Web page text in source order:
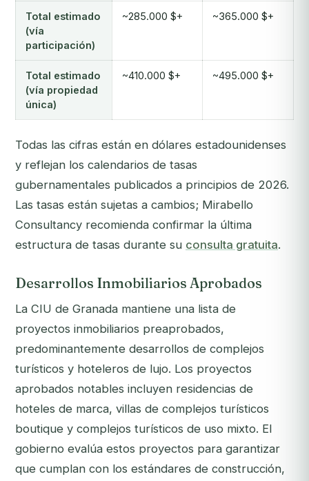
Total estimado
(vía
participación)
~285.000 $+ ~365.000 $+
Total estimado
(vía propiedad
única)
~410.000 $+ ~495.000 $+
Todas las cifras están en dólares estadounidenses
y reflejan los calendarios de tasas
gubernamentales publicados a principios de 2026.
Las tasas están sujetas a cambios; Mirabello
Consultancy recomienda confirmar la última
estructura de tasas durante su consulta gratuita.
Desarrollos Inmobiliarios Aprobados
La CIU de Granada mantiene una lista de
proyectos inmobiliarios preaprobados,
predominantemente desarrollos de complejos
turísticos y hoteleros de lujo. Los proyectos
aprobados notables incluyen residencias de
hoteles de marca, villas de complejos turísticos
boutique y complejos turísticos de uso mixto. El
gobierno evalúa estos proyectos para garantizar
que cumplan con los estándares de construcción,